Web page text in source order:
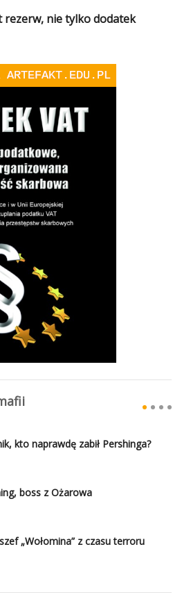
rezerw, nie tylko dodatek
kto naprawdę zabił Pershinga?
boss z Ożarowa
„Wołomina” z czasu terroru